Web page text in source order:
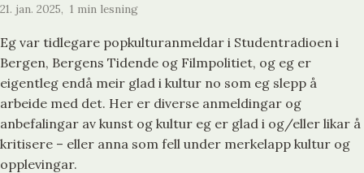
21. jan. 2025 1 min lesning
Eg var tidlegare popkulturanmeldar i Studentradioen i
Bergen, Bergens Tidende og Filmpolitiet, og eg er
eigentleg endå meir glad i kultur no som eg slepp å
arbeide med det. Her er diverse anmeldingar og
anbefalingar av kunst og kultur eg er glad i og/eller likar å
kritisere – eller anna som fell under merkelapp kultur og
opplevingar.